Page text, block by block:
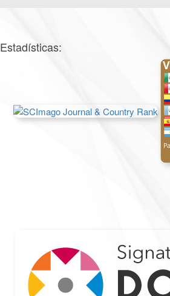
Estadísticas: